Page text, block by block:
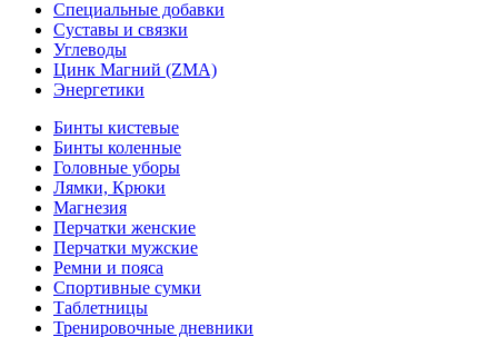
Специальные добавки
Суставы и связки
Углеводы
Цинк Магний (ZMA)
Энергетики
Бинты кистевые
Бинты коленные
Головные уборы
Лямки, Крюки
Магнезия
Перчатки женские
Перчатки мужские
Ремни и пояса
Спортивные сумки
Таблетницы
Тренировочные дневники